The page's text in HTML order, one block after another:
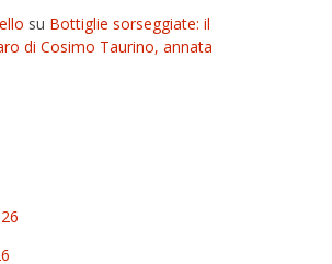
su Bottiglie sorseggiate: il
di Cosimo Taurino, annata